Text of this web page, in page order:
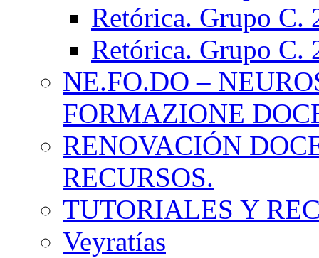
Retórica. Grupo C.
Retórica. Grupo C.
NE.FO.DO –
FORMAZIONE
RENOVACIÓN
RECURSOS.
TUTORIALES Y
Veyratías